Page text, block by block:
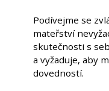
Podívejme se
mateřství
skutečnosti s
a vyžaduje, aby
dovedností.